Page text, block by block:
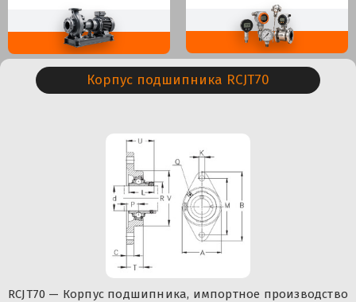
Корпус подшипника RCJT70
RCJT70 — Корпус подшипника, импортное производство